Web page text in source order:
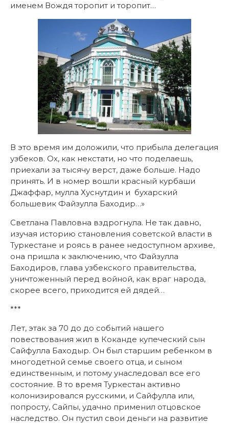
именем Вождя торопит и торопит…
В это время им доложили, что прибыла делегация
узбеков. Ох, как некстати, но что поделаешь,
приехали за тысячу верст, даже больше. Надо
принять. И в номер вошли красный курбаши
Джаффар, мулла Хуснутдин и бухарский
большевик Файзулла Баходир…»
Светлана Павловна вздрогнула. Не так давно,
изучая историю становления советской власти в
Туркестане и роясь в ранее недоступном архиве,
она пришла к заключению, что Файзулла
Баходиров, глава узбекского правительства,
уничтоженный перед войной, как враг народа,
скорее всего, приходится ей дядей…
***
Лет, этак за 70 до до событий нашего
повествования жил в Коканде купеческий сын
Сайфулла Баходыр. Он был старшим ребенком в
многодетной семье своего отца, и сыном
единственным, и потому унаследовал все его
состояние. В то время Туркестан активно
колонизировался русскими, и Сайфулла или,
попросту, Сайпы, удачно применил отцовское
наследство. Он пустил свои деньги на развитие